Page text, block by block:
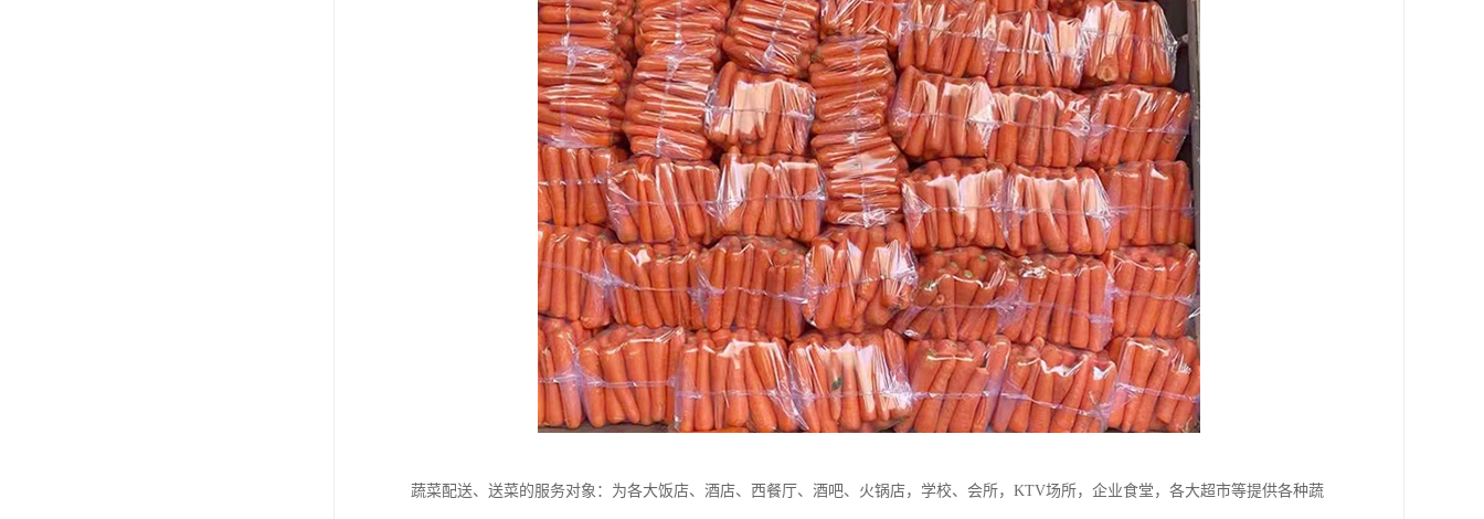
蔬菜配送、送菜的服务对象：为各大饭店、酒店、西餐厅、酒吧、火锅店，学校、会所，KTV场所，企业食堂，各大超市等提供各种蔬